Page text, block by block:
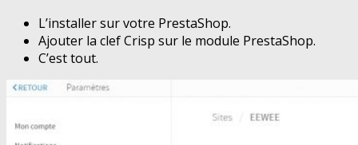
L’installer sur votre PrestaShop.
Ajouter la clef Crisp sur le module PrestaShop.
C’est tout.